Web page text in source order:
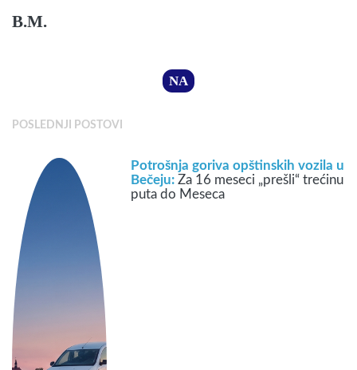
B.M.
NA
POSLEDNJI POSTOVI
Potrošnja goriva opštinskih vozila u
Bečeju:Za 16 meseci „prešli“ trećinu
puta do Meseca